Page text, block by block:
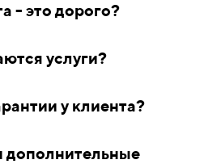
- это дорого?
услуги?
у клиента?